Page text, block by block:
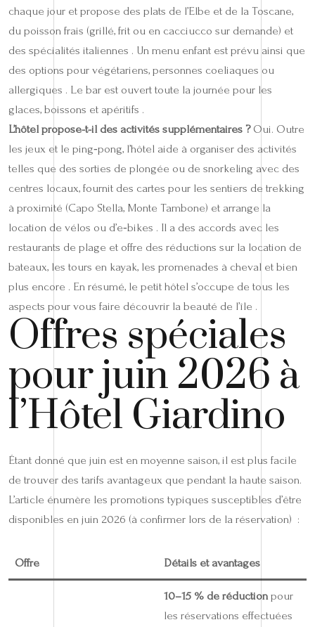
chaque jour et propose des plats de l’Elbe et de la Toscane,
du poisson frais (grillé, frit ou en cacciucco sur demande) et
des spécialités italiennes . Un menu enfant est prévu ainsi que
des options pour végétariens, personnes coeliaques ou
allergiques . Le bar est ouvert toute la journée pour les
glaces, boissons et apéritifs .
L’hôtel propose-t-il des activités supplémentaires ?Oui. Outre
les jeux et le ping‑pong, l’hôtel aide à organiser des activités
telles que des sorties de plongée ou de snorkeling avec des
centres locaux, fournit des cartes pour les sentiers de trekking
à proximité (Capo Stella, Monte Tambone) et arrange la
location de vélos ou d’e‑bikes . Il a des accords avec les
restaurants de plage et offre des réductions sur la location de
bateaux, les tours en kayak, les promenades à cheval et bien
plus encore . En résumé, le petit hôtel s’occupe de tous les
aspects pour vous faire découvrir la beauté de l’île .
Offres spéciales
pour juin 2026 à
l’Hôtel Giardino
Étant donné que juin est en moyenne saison, il est plus facile
de trouver des tarifs avantageux que pendant la haute saison.
L’article énumère les promotions typiques susceptibles d’être
disponibles en juin 2026 (à confirmer lors de la réservation) :
Offre Détails et avantages
10–15 % de réductionpour
les réservations effectuées